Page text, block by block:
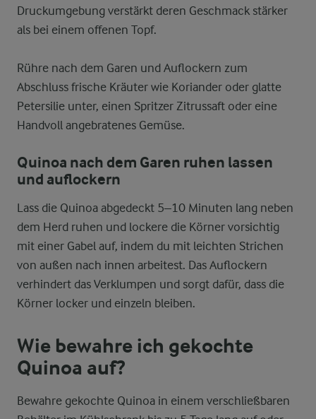
Druckumgebung verstärkt deren Geschmack stärker
als bei einem offenen Topf.
Rühre nach dem Garen und Auflockern zum
Abschluss frische Kräuter wie Koriander oder glatte
Petersilie unter, einen Spritzer Zitrussaft oder eine
Handvoll angebratenes Gemüse.
Quinoa nach dem Garen ruhen lassen
und auflockern
Lass die Quinoa abgedeckt 5–10 Minuten lang neben
dem Herd ruhen und lockere die Körner vorsichtig
mit einer Gabel auf, indem du mit leichten Strichen
von außen nach innen arbeitest. Das Auflockern
verhindert das Verklumpen und sorgt dafür, dass die
Körner locker und einzeln bleiben.
Wie bewahre ich gekochte
Quinoa auf?
Bewahre gekochte Quinoa in einem verschließbaren